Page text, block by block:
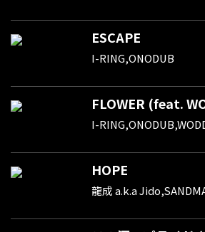
ESCAPE
I-RING,ONODUB
FLOWER (feat.
I-
HOPE
龍成 a.k.a